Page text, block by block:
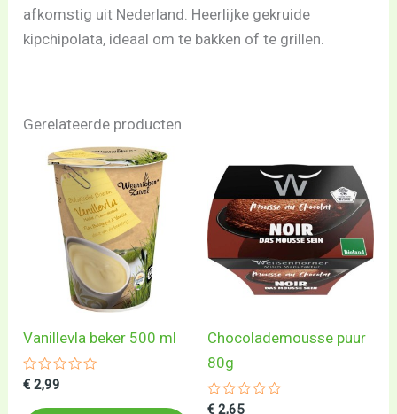
afkomstig uit Nederland. Heerlijke gekruide
kipchipolata, ideaal om te bakken of te grillen.
Gerelateerde producten
Vanillevla beker 500 ml
Gewaardeerd
uit
€ 2,99
Chocolademousse puur
80g
Gewaardeerd
€ 2,65